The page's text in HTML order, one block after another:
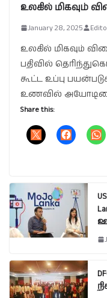
உலகில் மிகவும்
January 28, 2025
உலகில் மிகவும்
பதிவில்
கூட்ட உப்பு
உணவில்
Share this: